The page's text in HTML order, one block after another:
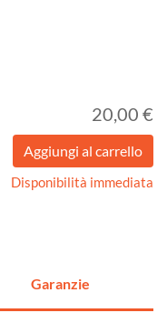
20,00 €
Disponibilità immediata
Garanzie